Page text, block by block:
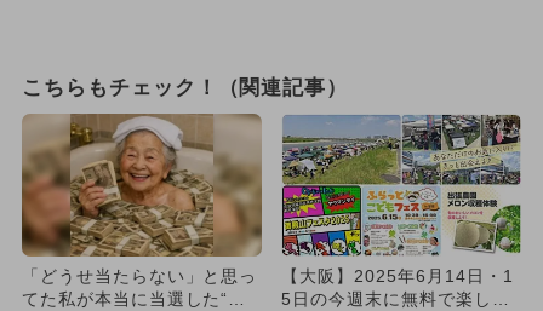
こちらもチェック！（関連記事）
「どうせ当たらない」と思っ
てた私が本当に当選した“買
【大阪】2025年6月14日・1
5日の今週末に無料で楽しめ